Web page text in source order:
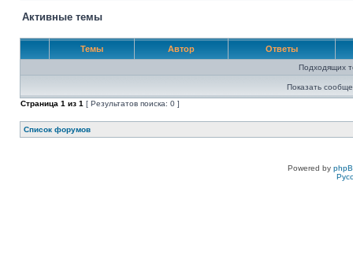
Активные темы
Темы Автор Ответы
Подходящих
Показать
Страница 1 из 1 [ Результатов поиска: 0 ]
Список форумов
Powered by